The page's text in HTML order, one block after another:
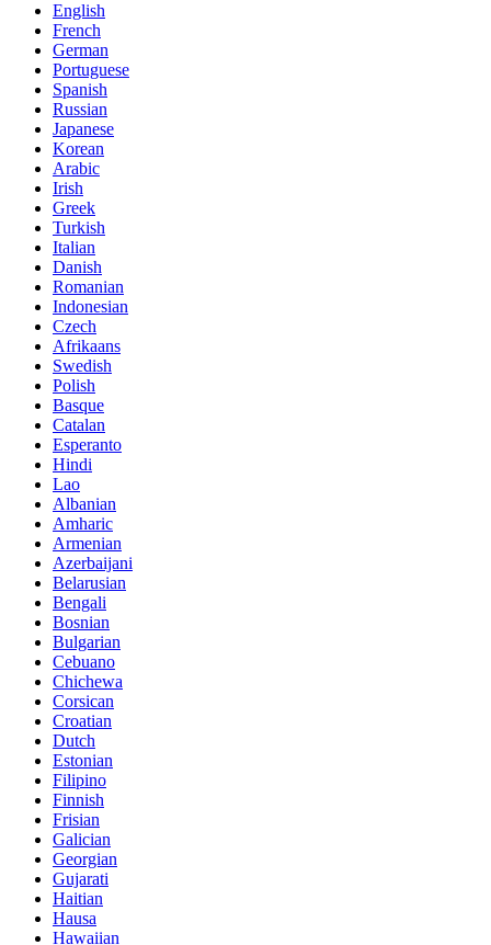
English
French
German
Portuguese
Spanish
Russian
Japanese
Korean
Arabic
Irish
Greek
Turkish
Italian
Danish
Romanian
Indonesian
Czech
Afrikaans
Swedish
Polish
Basque
Catalan
Esperanto
Hindi
Lao
Albanian
Amharic
Armenian
Azerbaijani
Belarusian
Bengali
Bosnian
Bulgarian
Cebuano
Chichewa
Corsican
Croatian
Dutch
Estonian
Filipino
Finnish
Frisian
Galician
Georgian
Gujarati
Haitian
Hausa
Hawaiian